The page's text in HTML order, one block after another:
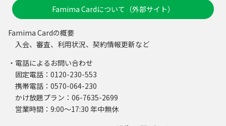
Famima Cardについて（外部サイト）
Famima Cardの概要
入会、審査、利用状況、契約情報更新など
・電話によるお問い合わせ
固定電話：0120-230-553
携帯電話：0570-064-230
かけ放題プラン：06-7635-2699
営業時間：9:00～17:30 年中無休